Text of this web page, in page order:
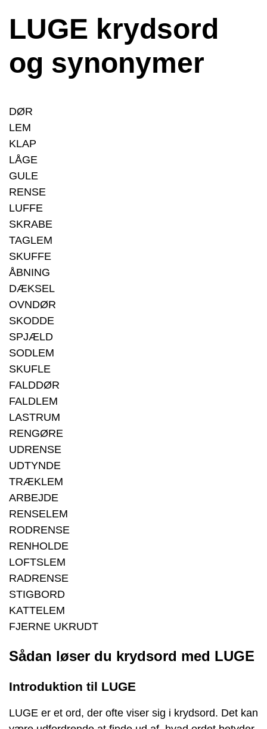
LUGE krydsord
og synonymer
DØR
LEM
KLAP
LÅGE
GULE
RENSE
LUFFE
SKRABE
TAGLEM
SKUFFE
ÅBNING
DÆKSEL
OVNDØR
SKODDE
SPJÆLD
SODLEM
SKUFLE
FALDDØR
FALDLEM
LASTRUM
RENGØRE
UDRENSE
UDTYNDE
TRÆKLEM
ARBEJDE
RENSELEM
RODRENSE
RENHOLDE
LOFTSLEM
RADRENSE
STIGBORD
KATTELEM
FJERNE UKRUDT
Sådan løser du krydsord med LUGE
Introduktion til LUGE
LUGE er et ord, der ofte viser sig i krydsord. Det kan